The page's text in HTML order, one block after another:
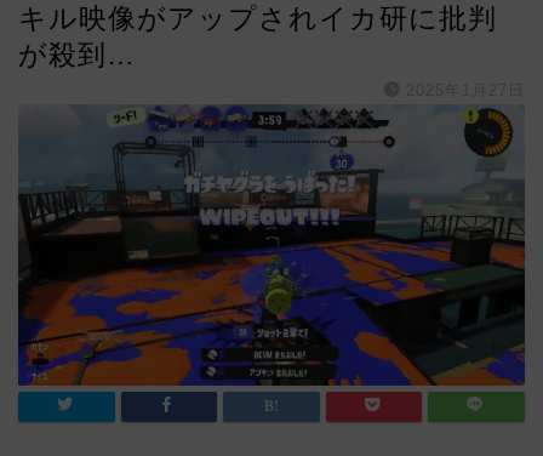
キル映像がアップされイカ研に批判
が殺到…